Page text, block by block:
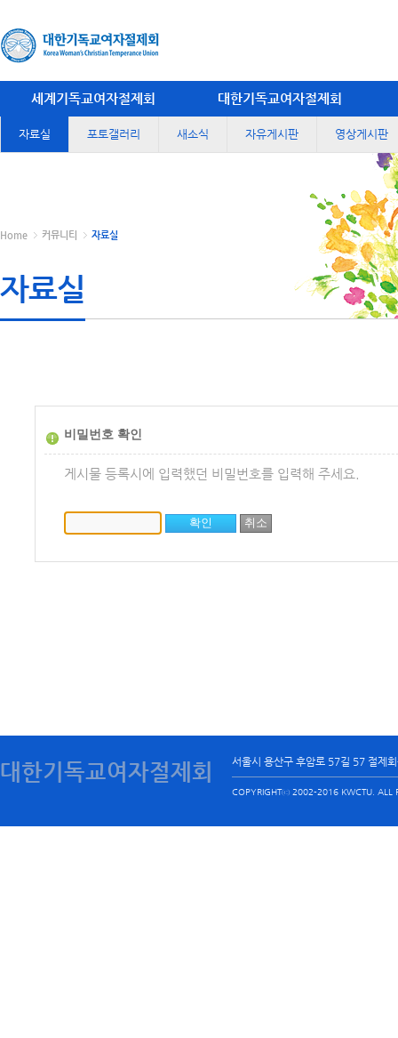
세계기독교여자절제회 대한기독교여자절제회
자료실 포토갤러리 새소식 자유게시판 영상게시판
Home 커뮤니티 자료실
자료실
비밀번호 확인
게시물 등록시에 입력했던 비밀번호를 입력해 주세요.
대한기독교여자절제회 서울시 용산구 후암로 57길 57 절제
COPYRIGHTⓒ 2002-2016 KWCTU. ALL